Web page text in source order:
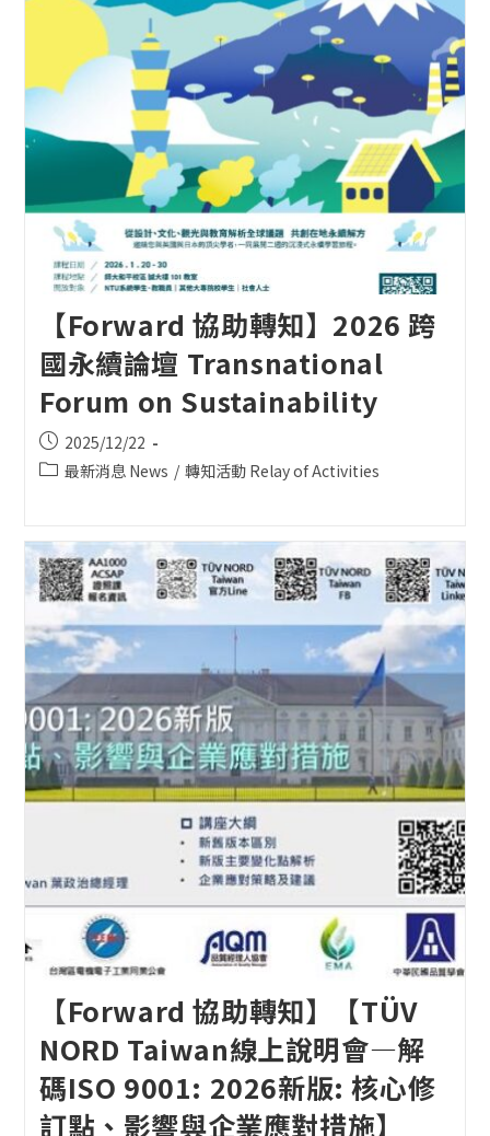
【Forward 協助轉知】2026 跨
國永續論壇 Transnational
Forum on Sustainability
Post
published:
2025/12/22
Post最新消息 News / 轉知活動 Relay of Activities
【Forward 協助轉知】【TÜV
NORD Taiwan線上說明會—解
碼ISO 9001: 2026新版: 核心修
訂點、影響與企業應對措施】